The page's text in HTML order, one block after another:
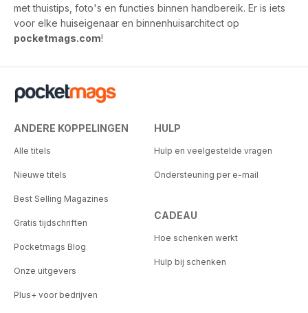
met thuistips, foto's en functies binnen handbereik. Er is iets
voor elke huiseigenaar en binnenhuisarchitect op
pocketmags.com!
ANDERE KOPPELINGEN
Alle titels
Nieuwe titels
Best Selling Magazines
Gratis tijdschriften
Pocketmags Blog
Onze uitgevers
Plus+ voor bedrijven
HULP
Hulp en veelgestelde vragen
Ondersteuning per e-mail
CADEAU
Hoe schenken werkt
Hulp bij schenken